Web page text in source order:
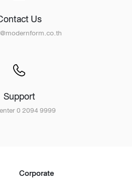
Us
Support
0 2094 9999
Corporate